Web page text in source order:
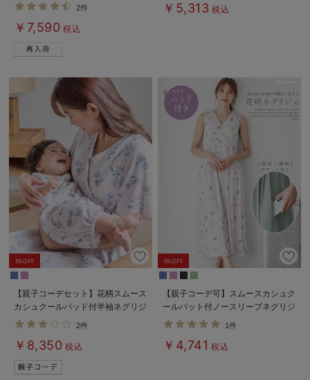
マ【出産後も長く使える】
2件
￥7,590 税込
【出産後も長く使える】
￥5,313 税込
5%OFF
【親子コーデセット】花柄スムース
カシュクールパッド付半袖ネグリジ
ェ＆2wayオール 出産準備 ギフ
ト マタニティ・産後
2件
￥8,350 税込
5%OFF
【親子コーデ可】スムースカシュク
ールパット付ノースリーブネグリジ
ェ マタニティ・産後授乳服【出産
1件
￥4,741 税込